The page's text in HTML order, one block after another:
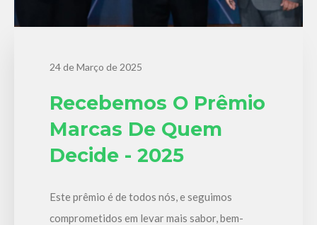
24 de Março de 2025
Recebemos O Prêmio
Marcas De Quem
Decide - 2025
Este prêmio é de todos nós, e seguimos
comprometidos em levar mais sabor, bem-